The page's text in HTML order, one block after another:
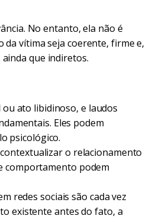
No entanto, ela não é
vítima seja coerente, firme e,
que indiretos.
ato libidinoso, e laudos
Eles podem
psicológico.
o relacionamento
comportamento podem
redes sociais são cada vez
existente antes do fato, a